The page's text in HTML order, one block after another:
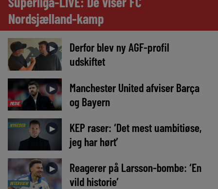
Nordsjælland-kamp
►
Derfor blev ny AGF-profil
udskiftet
MEDIE
►
Manchester United afviser Barça
og Bayern
NYHEDER ►
KEP raser: ‘Det mest uambitiøse,
jeg har hørt’
INTERVIEW
►
Reagerer på Larsson-bombe: ‘En
vild historie’